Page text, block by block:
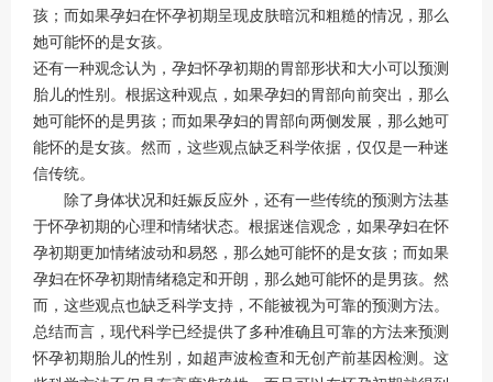
孩；而如果孕妇在怀孕初期呈现皮肤暗沉和粗糙的情况，那么
她可能怀的是女孩。
还有一种观念认为，孕妇怀孕初期的胃部形状和大小可以预测
胎儿的性别。根据这种观点，如果孕妇的胃部向前突出，那么
她可能怀的是男孩；而如果孕妇的胃部向两侧发展，那么她可
能怀的是女孩。然而，这些观点缺乏科学依据，仅仅是一种迷
信传统。
除了身体状况和妊娠反应外，还有一些传统的预测方法基
于怀孕初期的心理和情绪状态。根据迷信观念，如果孕妇在怀
孕初期更加情绪波动和易怒，那么她可能怀的是女孩；而如果
孕妇在怀孕初期情绪稳定和开朗，那么她可能怀的是男孩。然
而，这些观点也缺乏科学支持，不能被视为可靠的预测方法。
总结而言，现代科学已经提供了多种准确且可靠的方法来预测
怀孕初期胎儿的性别，如超声波检查和无创产前基因检测。这